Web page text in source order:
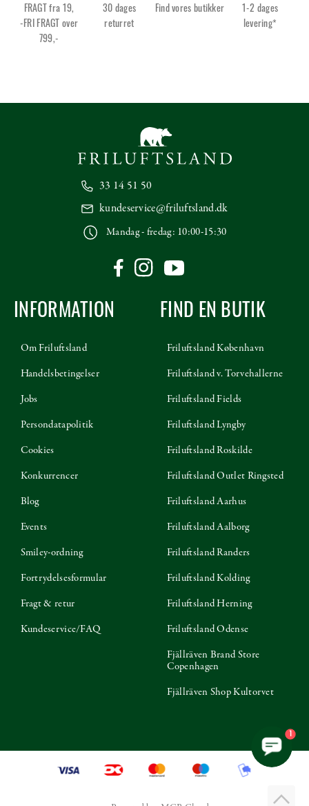
FRAGT fra 19,
-FRI FRAGT over
799,-
30 dages
returret
Find vores butikker
1-2 dages
levering*
33 14 51 50
kundeservice@friluftsland.dk
Mandag - fredag: 10:00-15:30
INFORMATION
Om Friluftsland
Handelsbetingelser
Jobs
Persondatapolitik
Cookies
Konkurrencer
Blog
Events
Smiley-ordning
Fortrydelsesformular
Fragt & retur
Kundeservice/FAQ
FIND EN BUTIK
Friluftsland København
Friluftsland v. Torvehallerne
Friluftsland Fields
Friluftsland Lyngby
Friluftsland Roskilde
Friluftsland Outlet Ringsted
Friluftsland Aarhus
Friluftsland Aalborg
Friluftsland Randers
Friluftsland Kolding
Friluftsland Herning
Friluftsland Odense
Fjällräven Brand Store
Copenhagen
Fjällräven Shop Kultorvet
1